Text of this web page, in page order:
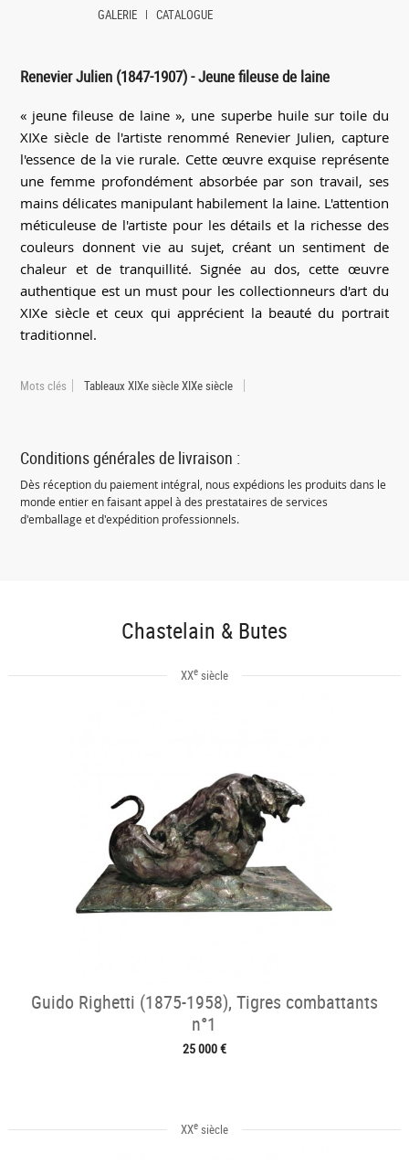
GALERIE CATALOGUE
Renevier Julien (1847-1907) - Jeune fileuse de laine
« jeune fileuse de laine », une superbe huile sur toile du
XIXe siècle de l'artiste renommé Renevier Julien, capture
l'essence de la vie rurale. Cette œuvre exquise représente
une femme profondément absorbée par son travail, ses
mains délicates manipulant habilement la laine. L'attention
méticuleuse de l'artiste pour les détails et la richesse des
couleurs donnent vie au sujet, créant un sentiment de
chaleur et de tranquillité. Signée au dos, cette œuvre
authentique est un must pour les collectionneurs d'art du
XIXe siècle et ceux qui apprécient la beauté du portrait
traditionnel.
Mots clés Tableaux XIXe siècle XIXe siècle
Conditions générales de livraison :
Dès réception du paiement intégral, nous expédions les produits dans le
monde entier en faisant appel à des prestataires de services
d'emballage et d'expédition professionnels.
Chastelain & Butes
XXesiècle
Guido Righetti (1875-1958), Tigres combattants
n°1
25 000 €
XXesiècle